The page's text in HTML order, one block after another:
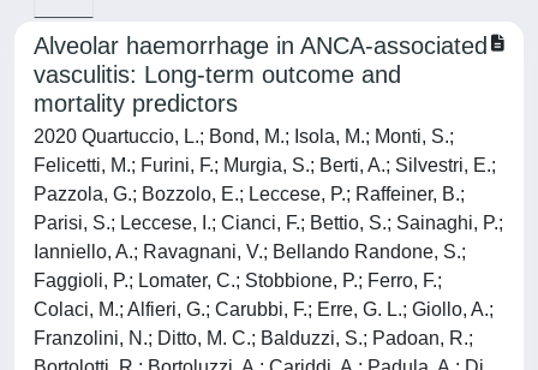
Alveolar haemorrhage in ANCA-associated
vasculitis: Long-term outcome and
mortality predictors
2020 Quartuccio, L.; Bond, M.; Isola, M.; Monti, S.;
Felicetti, M.; Furini, F.; Murgia, S.; Berti, A.; Silvestri, E.;
Pazzola, G.; Bozzolo, E.; Leccese, P.; Raffeiner, B.;
Parisi, S.; Leccese, I.; Cianci, F.; Bettio, S.; Sainaghi, P.;
Ianniello, A.; Ravagnani, V.; Bellando Randone, S.;
Faggioli, P.; Lomater, C.; Stobbione, P.; Ferro, F.;
Colaci, M.; Alfieri, G.; Carubbi, F.; Erre, G. L.; Giollo, A.;
Franzolini, N.; Ditto, M. C.; Balduzzi, S.; Padoan, R.;